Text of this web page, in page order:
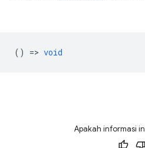
() => void
Apakah informasi